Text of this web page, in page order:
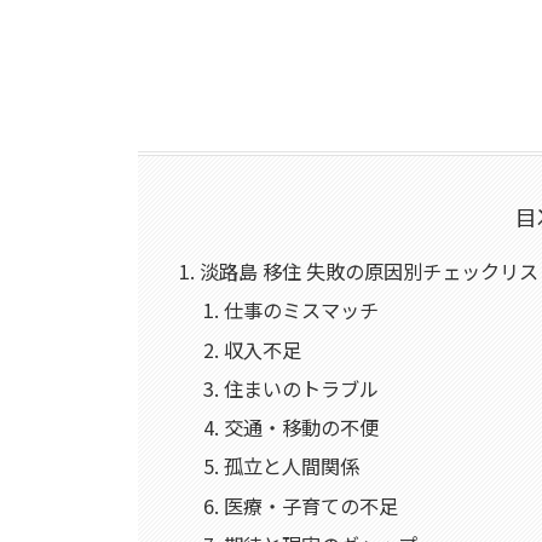
淡路島 移住 失敗の原因別チェックリ
仕事のミスマッチ
収入不足
住まいのトラブル
交通・移動の不便
孤立と人間関係
医療・子育ての不足